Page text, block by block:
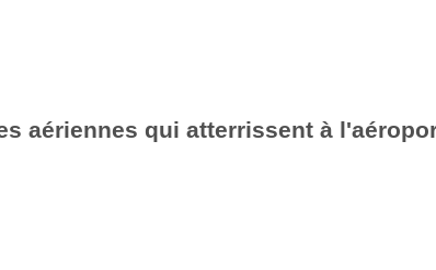
aériennes qui atterrissent à